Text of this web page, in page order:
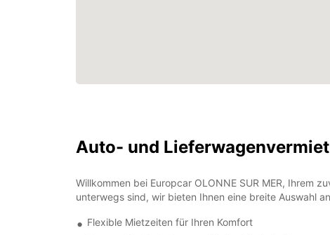
Auto- und
Willkommen bei Europcar OLONNE SUR MER, Ihrem
unterwegs sind, wir bieten Ihnen eine breite Auswahl
Flexible Mietzeiten für Ihren Komfort